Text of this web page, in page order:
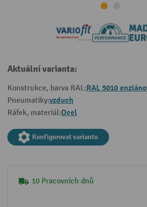
Aktuální varianta:
Konstrukce, barva RAL:RAL 5010
Pneumatiky:vzduch
Ráfek, materiál:Ocel
Konfigurovat variantu
10 Pracovních dnů